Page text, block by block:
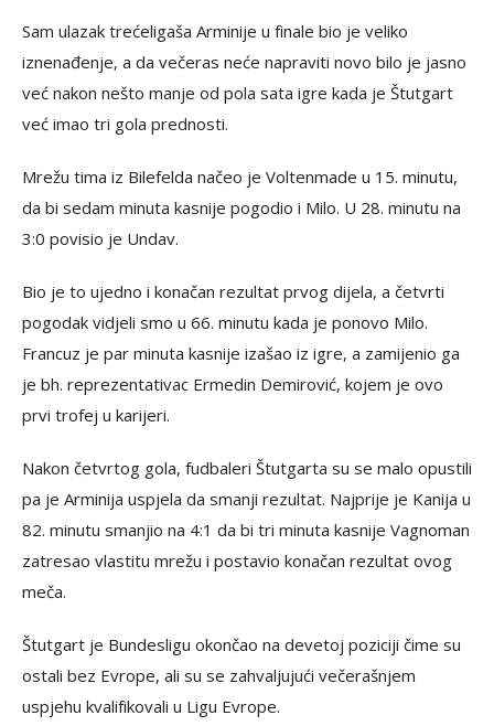
Sam ulazak trećeligaša Arminije u finale bio je veliko
iznenađenje, a da večeras neće napraviti novo bilo je jasno
već nakon nešto manje od pola sata igre kada je Štutgart
već imao tri gola prednosti.
Mrežu tima iz Bilefelda načeo je Voltenmade u 15. minutu,
da bi sedam minuta kasnije pogodio i Milo. U 28. minutu na
3:0 povisio je Undav.
Bio je to ujedno i konačan rezultat prvog dijela, a četvrti
pogodak vidjeli smo u 66. minutu kada je ponovo Milo.
Francuz je par minuta kasnije izašao iz igre, a zamijenio ga
je bh. reprezentativac Ermedin Demirović, kojem je ovo
prvi trofej u karijeri.
Nakon četvrtog gola, fudbaleri Štutgarta su se malo opustili
pa je Arminija uspjela da smanji rezultat. Najprije je Kanija u
82. minutu smanjio na 4:1 da bi tri minuta kasnije Vagnoman
zatresao vlastitu mrežu i postavio konačan rezultat ovog
meča.
Štutgart je Bundesligu okončao na devetoj poziciji čime su
ostali bez Evrope, ali su se zahvaljujući večerašnjem
uspjehu kvalifikovali u Ligu Evrope.